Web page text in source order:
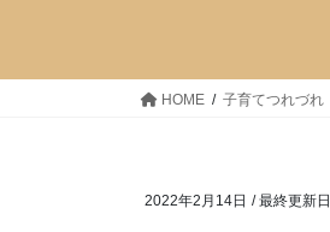
HOME 子育てつれづれ
2022年2月14日 / 最終更新